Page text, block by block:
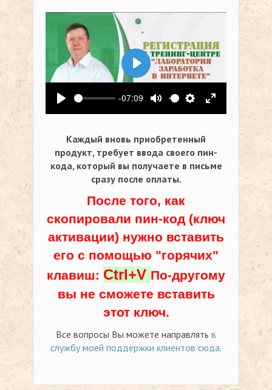
Воспроизвести
-07:09
Выключить звук
Настройки
На весь
Воспроизвести
Каждый вновь приобретенный
продукт, требует ввода своего пин-
кода, который вы получаете в письме
сразу после оплаты.
После того, как
скопировали пин-код (ключ
активации) нужно вставить
его с помощью "горячих"
клавиш: Ctrl+V По-другому
вы не сможете вставить
этот ключ.
Все вопросы Вы можете направлять в
службу моей поддержки клиентов сюда.